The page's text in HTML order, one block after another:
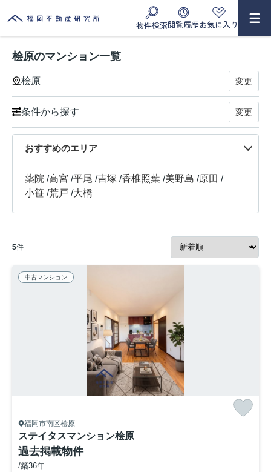
物件検索閲覧履歴お気に入り
桧原のマンション一覧
桧原 変更
条件から探す 変更
おすすめのエリア
薬院 /高宮 /平尾 /吉塚 /香椎照葉 /美野島 /原田 /
小笹 /荒戸 /大橋
5件
中古マンション
福岡市南区桧原
ステイタスマンション桧原
過去掲載物件
/築36年